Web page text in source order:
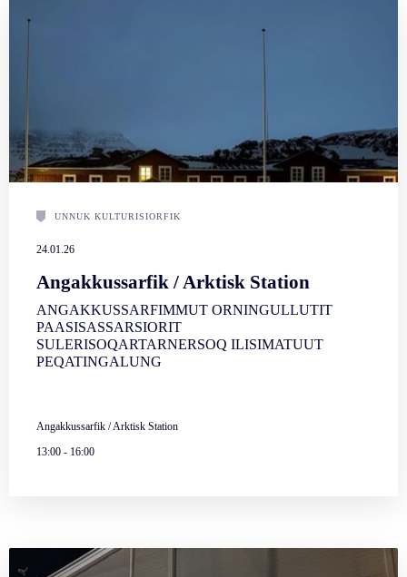
UNNUK KULTURISIORFIK
24.01.26
Angakkussarfik / Arktisk Station
ANGAKKUSSARFIMMUT ORNINGULLUTIT
PAASISASSARSIORIT
SULERISOQARTARNERSOQ ILISIMATUUT
PEQATINGALUNG
Angakkussarfik / Arktisk Station
13:00 - 16:00